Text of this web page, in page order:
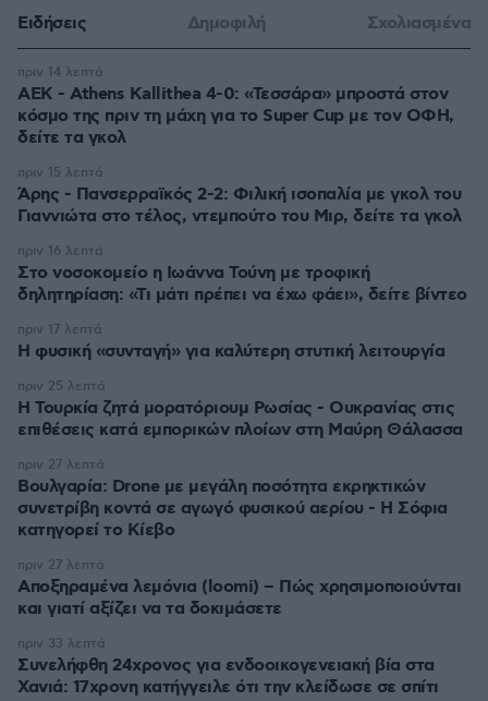
Ειδήσεις Δημοφιλή Σχολιασμένα
ΑΕΚ - Athens Kallithea 4-0: «Τεσσάρα» μπροστά στον
κόσμο της πριν τη μάχη για το Super Cup με τον ΟΦΗ,
δείτε τα γκολ
πριν 14 λεπτά
Άρης - Πανσερραϊκός 2-2: Φιλική ισοπαλία με γκολ του
Γιαννιώτα στο τέλος, ντεμπούτο του Μιρ, δείτε τα γκολ
πριν 15 λεπτά
Στο νοσοκομείο η Ιωάννα Τούνη με τροφική
δηλητηρίαση: «Τι μάτι πρέπει να έχω φάει», δείτε βίντεο
πριν 16 λεπτά
Η φυσική «συνταγή» για καλύτερη στυτική λειτουργία
πριν 17 λεπτά
Η Τουρκία ζητά μορατόριουμ Ρωσίας - Ουκρανίας στις
επιθέσεις κατά εμπορικών πλοίων στη Μαύρη Θάλασσα
πριν 25 λεπτά
Βουλγαρία: Drone με μεγάλη ποσότητα εκρηκτικών
συνετρίβη κοντά σε αγωγό φυσικού αερίου - Η Σόφια
κατηγορεί το Κίεβο
πριν 27 λεπτά
Αποξηραμένα λεμόνια (loomi) – Πώς χρησιμοποιούνται
και γιατί αξίζει να τα δοκιμάσετε
πριν 27 λεπτά
Συνελήφθη 24χρονος για ενδοοικογενειακή βία στα
Χανιά: 17χρονη κατήγγειλε ότι την κλείδωσε σε σπίτι
πριν 33 λεπτά